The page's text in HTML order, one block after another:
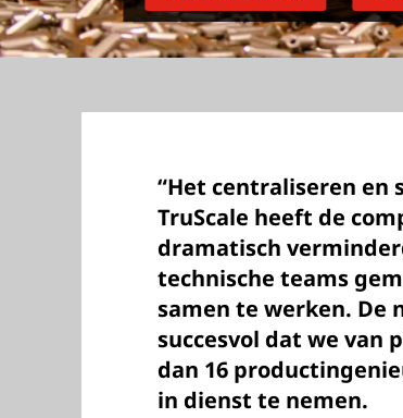
“Het centraliseren en
TruScale heeft de
dramatisch
technische teams
samen te werken. De
succesvol dat we van
dan 16
in dienst te nemen.